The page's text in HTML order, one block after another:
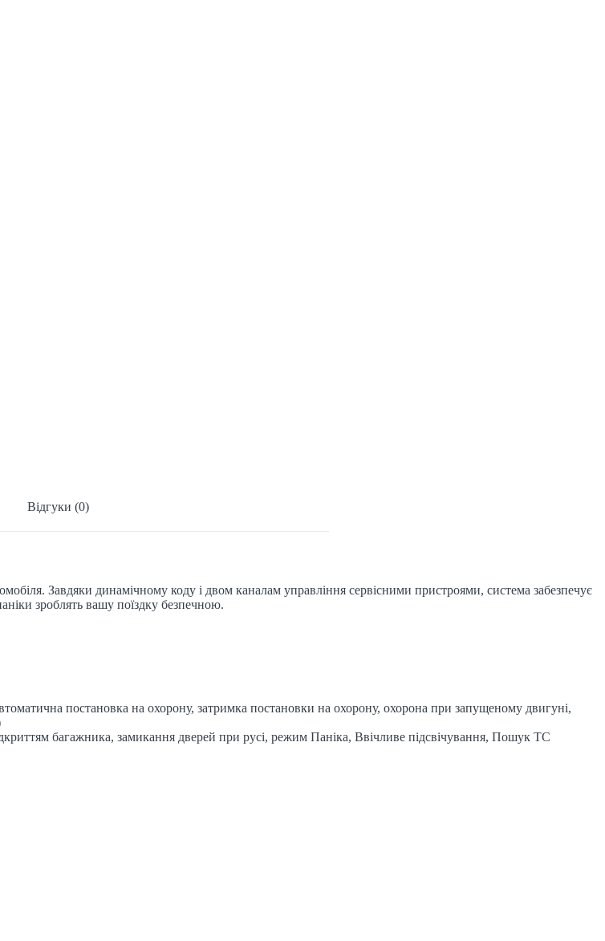
Відгуки (0)
Завдяки динамічному коду і двом каналам управління сервісними пристроями, система забезпечує
зроблять вашу поїздку безпечною.
постановка на охорону, затримка постановки на охорону, охорона при запущеному двигуні,
багажника, замикання дверей при русі, режим Паніка, Ввічливе підсвічування, Пошук ТС